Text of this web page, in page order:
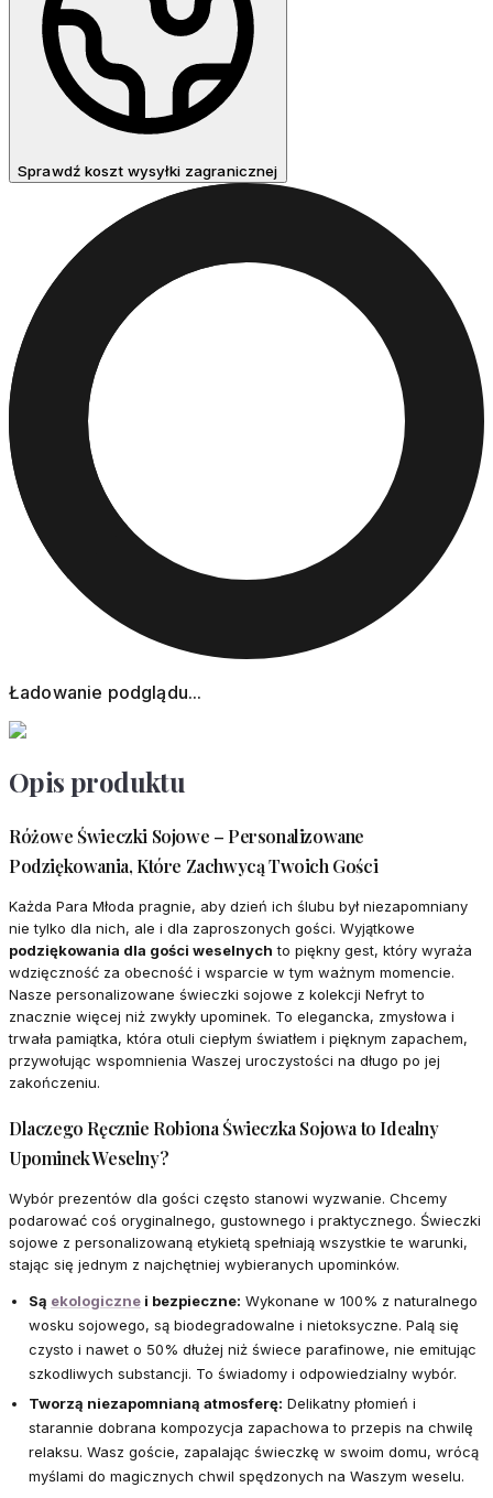
Sprawdź koszt wysyłki zagranicznej
Ładowanie podglądu...
Opis produktu
Różowe Świeczki Sojowe – Personalizowane
Podziękowania, Które Zachwycą Twoich Gości
Każda Para Młoda pragnie, aby dzień ich ślubu był niezapomniany
nie tylko dla nich, ale i dla zaproszonych gości. Wyjątkowe
podziękowania dla gości weselnych to piękny gest, który wyraża
wdzięczność za obecność i wsparcie w tym ważnym momencie.
Nasze personalizowane świeczki sojowe z kolekcji Nefryt to
znacznie więcej niż zwykły upominek. To elegancka, zmysłowa i
trwała pamiątka, która otuli ciepłym światłem i pięknym zapachem,
przywołując wspomnienia Waszej uroczystości na długo po jej
zakończeniu.
Dlaczego Ręcznie Robiona Świeczka Sojowa to Idealny
Upominek Weselny?
Wybór prezentów dla gości często stanowi wyzwanie. Chcemy
podarować coś oryginalnego, gustownego i praktycznego. Świeczki
sojowe z personalizowaną etykietą spełniają wszystkie te warunki,
stając się jednym z najchętniej wybieranych upominków.
Są ekologiczne i bezpieczne: Wykonane w 100% z naturalnego
wosku sojowego, są biodegradowalne i nietoksyczne. Palą się
czysto i nawet o 50% dłużej niż świece parafinowe, nie emitując
szkodliwych substancji. To świadomy i odpowiedzialny wybór.
Tworzą niezapomnianą atmosferę: Delikatny płomień i
starannie dobrana kompozycja zapachowa to przepis na chwilę
relaksu. Wasz goście, zapalając świeczkę w swoim domu, wrócą
myślami do magicznych chwil spędzonych na Waszym weselu.